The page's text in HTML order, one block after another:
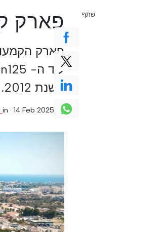
פארק
פארק
בשנת 2012.
in · 14 Feb 2025 0 הערות
שתף